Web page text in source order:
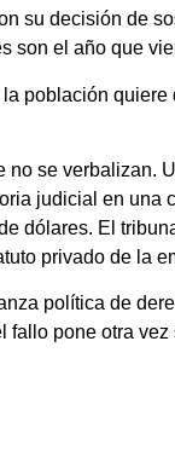
su decisión de
son el año que
población
se verbalizan.
judicial en
dólares. El
privado de la
política de
fallo pone otra